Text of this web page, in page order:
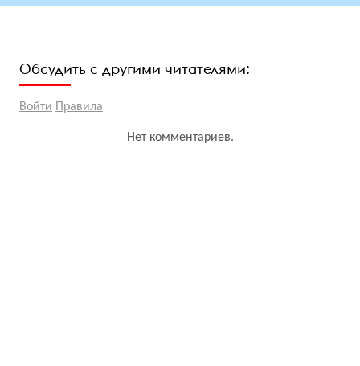
Обсудить с другими читателями:
Войти Правила
Нет комментариев.